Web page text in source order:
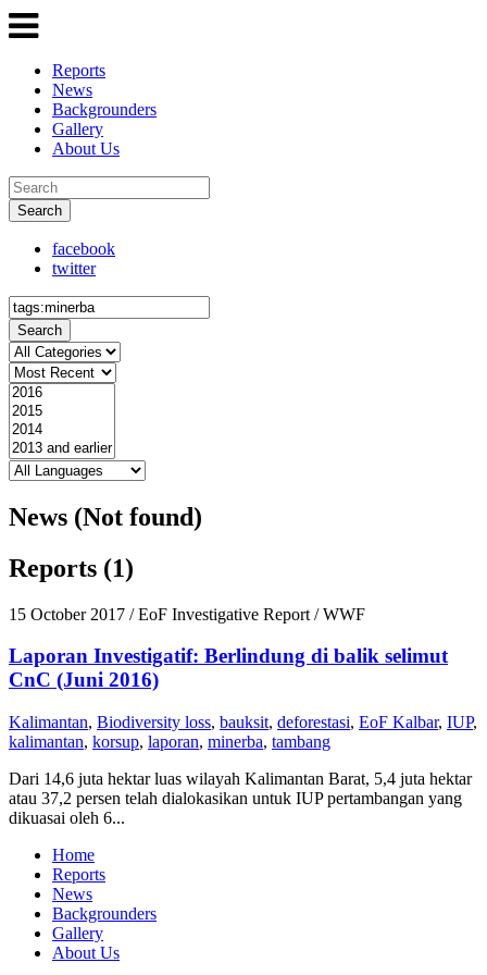
Reports
News
Backgrounders
Gallery
About Us
Search
facebook
twitter
Search
News (Not found)
Reports (1)
15 October 2017 / EoF Investigative Report / WWF
Laporan Investigatif: Berlindung di balik selimut
CnC (Juni 2016)
Kalimantan, Biodiversity loss, bauksit, deforestasi, EoF Kalbar, IUP,
kalimantan, korsup, laporan, minerba, tambang
Dari 14,6 juta hektar luas wilayah Kalimantan Barat, 5,4 juta hektar
atau 37,2 persen telah dialokasikan untuk IUP pertambangan yang
dikuasai oleh 6...
Home
Reports
News
Backgrounders
Gallery
About Us